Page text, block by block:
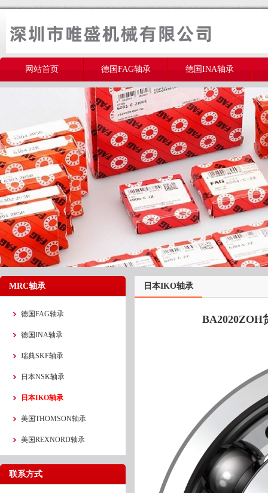
网站首页 德国FAG轴承 德国INA轴承
MRC轴承
德国FAG轴承
德国INA轴承
瑞典SKF轴承
日本NSK轴承
日本IKO轴承
美国THOMSON轴承
美国REXNORD轴承
联系方式
日本IKO轴承
BA2020ZOH